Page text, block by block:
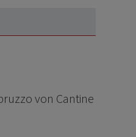
von Cantine